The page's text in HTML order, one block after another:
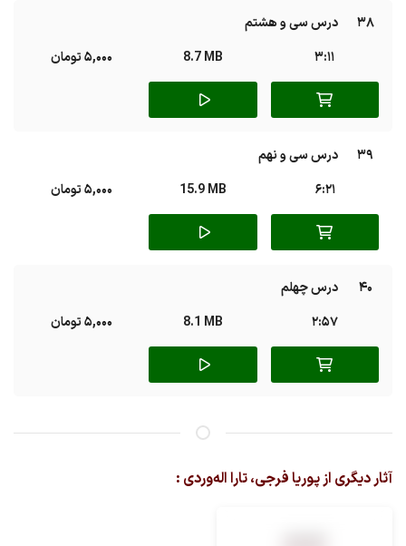
38
درس سی‌ و هشتم
3:11
8.7 MB 5,000 تومان
39
درس سی‌ و نهم
6:21
15.9 MB 5,000 تومان
40
درس چهلم
2:57
8.1 MB 5,000 تومان
آثار دیگری از پوریا فرجی، تارا اله‌وردی :